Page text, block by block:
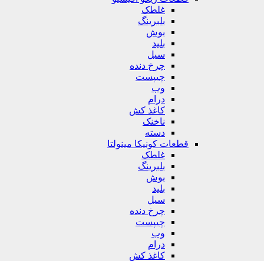
غلطک
بلبرینگ
بوش
بلید
سیل
چرخ دنده
چیپست
وب
درام
کاغذ کش
ناخنک
دسته
قطعات کونیکا مینولتا
غلطک
بلبرینگ
بوش
بلید
سیل
چرخ دنده
چیپست
وب
درام
کاغذ کش